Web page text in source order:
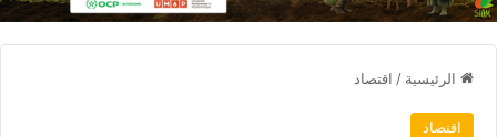
الرئيسية / اقتصاد
اقتصاد